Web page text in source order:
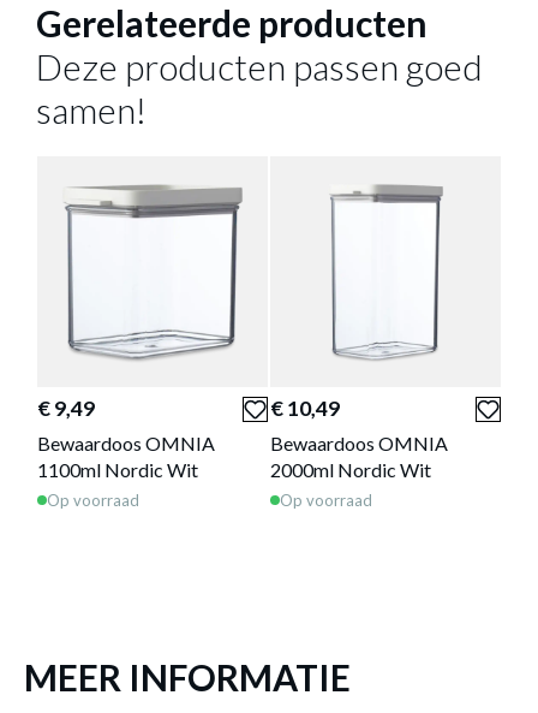
BREEDTE 14.9 cm
21.9 cm
HOOGTE 4.4 cm
Meer afmetingen
Gerelateerde producten
Deze producten passen goed
samen!
€ 9,49
Bewaardoos OMNIA
1100ml Nordic Wit
Op voorraad
€ 10,49
Bewaardoos OMNIA
2000ml Nordic Wit
Op voorraad
MEER INFORMATIE
NORDIC WIT
Productnummer: Y14450006342
€ 10,49
Prijs per stuk, incl. btw en excl. verzendkosten